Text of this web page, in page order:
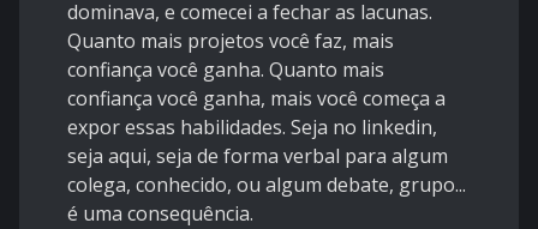
dominava, e comecei a fechar as lacunas.
Quanto mais projetos você faz, mais
confiança você ganha. Quanto mais
confiança você ganha, mais você começa a
expor essas habilidades. Seja no linkedin,
seja aqui, seja de forma verbal para algum
colega, conhecido, ou algum debate, grupo...
é uma consequência.